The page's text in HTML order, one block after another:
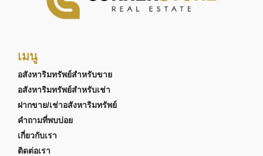
เมนู
อสังหาริมทรัพย์สำหรับขาย
อสังหาริมทรัพย์สำหรับเช่า
ฝากขาย/เช่าอสังหาริมทรัพย์
คำถามที่พบบ่อย
เกี่ยวกับเรา
ติดต่อเรา